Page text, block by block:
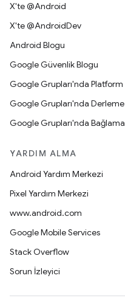
X'te @Android
X'te @AndroidDev
Android Blogu
Google Güvenlik Blogu
Google Grupları'nda Platform
Google Grupları'nda Derleme
Google Grupları'nda Bağlama
YARDIM ALMA
Android Yardım Merkezi
Pixel Yardım Merkezi
www.android.com
Google Mobile Services
Stack Overflow
Sorun İzleyici